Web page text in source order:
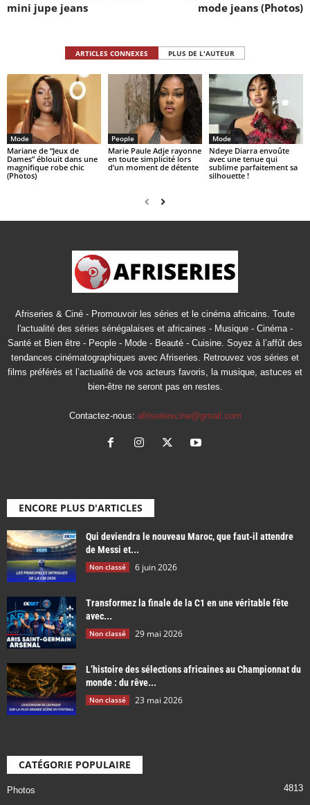
mini jupe jeans
mode jeans (Photos)
ARTICLES CONNEXES PLUS DE L'AUTEUR
Mode
Mariane de “Jeux de
Dames” éblouit dans une
magnifique robe chic
(Photos)
People
Marie Paule Adje rayonne
en toute simplicité lors
d’un moment de détente
Mode
Ndeye Diarra envoûte
avec une tenue qui
sublime parfaitement sa
silhouette !
Afriseries & Ciné - Promouvoir les séries et le cinéma africains. Toute
l'actualité des séries sénégalaises et africaines - Musique - Cinéma -
Santé et Bien être - People - Mode - Beauté - Cuisine. Soyez à l’affût des
tendances cinématographiques avec Afriseries. Retrouvez vos séries et
films préférés et l’actualité de vos acteurs favoris, la musique, astuces et
bien-être ne seront pas en restes.
Contactez-nous: afriseriescine@gmail.com
ENCORE PLUS D'ARTICLES
Qui deviendra le nouveau Maroc, que faut-il attendre
de Messi et...
Non classé 6 juin 2026
Transformez la finale de la C1 en une véritable fête
avec...
Non classé 29 mai 2026
L’histoire des sélections africaines au Championnat du
monde : du rêve...
Non classé 23 mai 2026
CATÉGORIE POPULAIRE
Photos
4813